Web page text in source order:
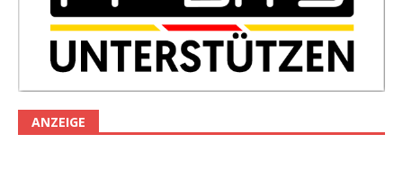
ANZEIGE